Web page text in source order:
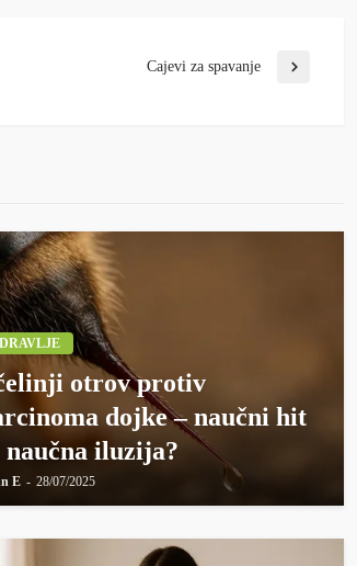
Cajevi za spavanje
otrov protiv
dojke – naučni hit
iluzija?
E 28/07/2025